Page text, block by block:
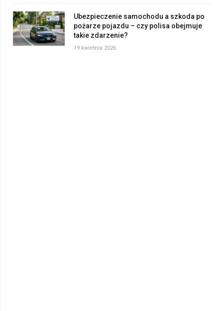
Ubezpieczenie samochodu a szkoda po
pożarze pojazdu – czy polisa obejmuje
takie zdarzenie?
19 kwietnia 2026